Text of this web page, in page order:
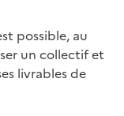
possible, au
un collectif et
livrables de